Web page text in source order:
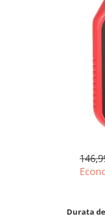
Acumulatori de stocare
Componente sisteme
Durata